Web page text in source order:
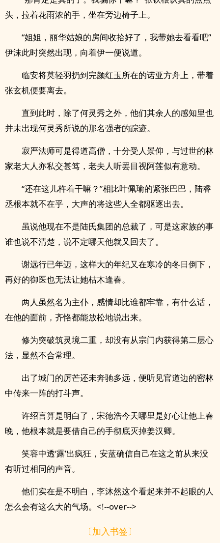
头，拉着花雨浓的手，坐在旁边椅子上。
“姐姐，丽华姑娘的房间收拾好了，我带她去看看吧”
伊沫此时突然出现，向着伊一便说道。
临安将莫轻羽扔到完颜红玉所在的诺亚方舟上，带着
张玄机便要离去。
直到此时，除了何灵秀之外，他们其余人的感知里也
并未出现何灵秀所说的那名强者的踪迹。
寂严法师可是得道高僧，十分受人景仰，与过世的林
家老大人亦私交甚笃，老夫人听罢目视阿莲似有意动。
“还在这儿杵着干嘛？”相比叶佩瑜的紧张巴巴，陆睿
丞根本就不在乎，大声的将这些人全都驱逐出去。
虽说他现在不是陆氏集团的总裁了，可是这家族的事
谁也说不清楚，说不定哪天他就又回去了。
谢远行已年迈，这样大的年纪又在寒冷的冬日倒下，
再好的御医也无法让她枯木逢春。
两人虽然名为主仆，感情却比谁都牢靠，有什么话，
在他的面前，齐恪都能放松地说出来。
修为突破筑灵境二重，却没有从宗门内获得第二层心
法，显然不合常理。
出了城门的厉芒还未奔驰多远，便听见官道边的密林
中传来一阵的打斗声。
许绍言算是明白了，宋德浩今天哪里是好心让他上春
晚，他根本就是要借自己的手彻底灭掉姜汉卿。
笑容中透‘露’出疯狂，安蓝确信自己在这之前从来没
有听过相同的声音。
他们实在是不明白，李沐然这个看起来并不起眼的人
怎么会有这么大的气场。<!--over-->
〔加入书签〕